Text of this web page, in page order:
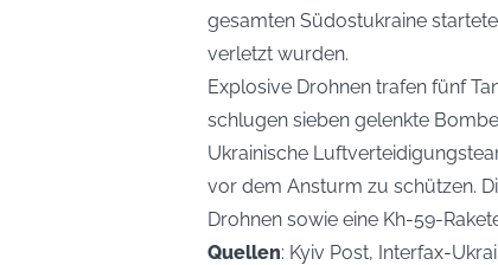
gesamten Südostukraine
verletzt wurden.
Explosive Drohnen trafen fünf
schlugen sieben gelenkte
Ukrainische
vor dem Ansturm zu schützen.
Drohnen sowie eine Kh-59-
Quellen: Kyiv Post, Interfax-